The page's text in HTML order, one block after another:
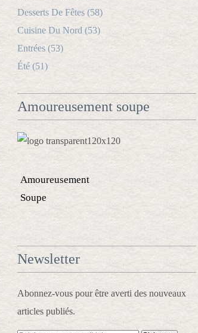
Desserts De Fêtes (58)
Cuisine Du Nord (53)
Entrées (53)
Été (51)
Amoureusement soupe
Amoureusement
Soupe
Newsletter
Abonnez-vous pour être averti des nouveaux
articles publiés.